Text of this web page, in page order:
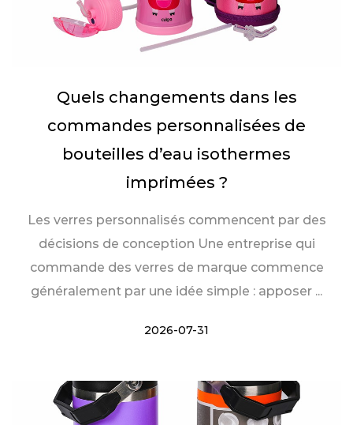
Quels changements dans les
commandes personnalisées de
bouteilles d’eau isothermes
imprimées ?
Les verres personnalisés commencent par des
décisions de conception Une entreprise qui
commande des verres de marque commence
généralement par une idée simple : apposer ...
2026-07-31